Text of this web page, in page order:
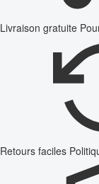
Livraison gratuite
Retours faciles